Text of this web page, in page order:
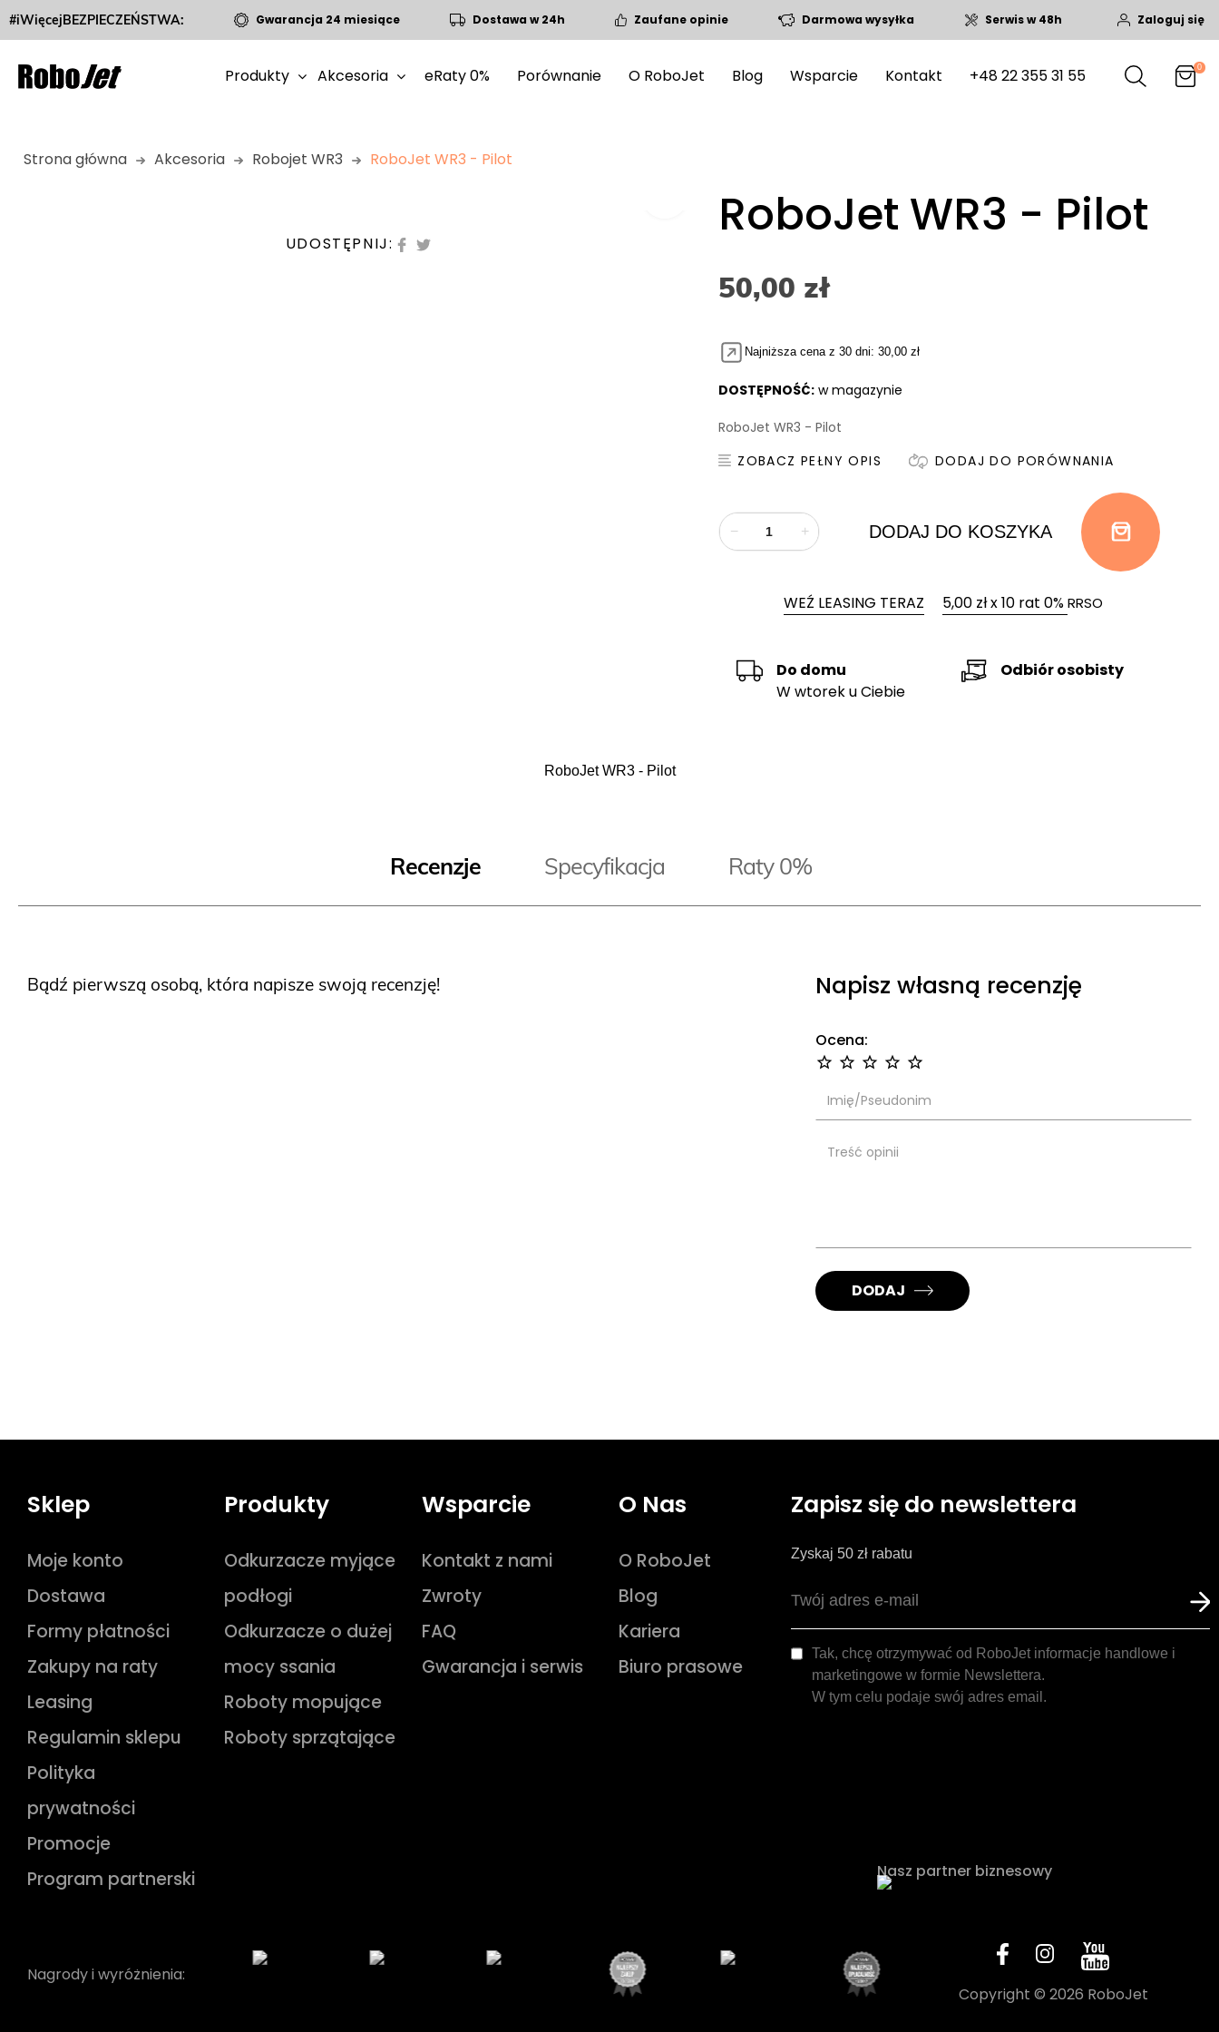
#iWięcejBEZPIECZEŃSTWA: Gwarancja 24 miesiące Dostawa w 24h Zaufane opinie Darmowa wysyłka Serwis w 48h Zaloguj się
Produkty Akcesoria eRaty 0% Porównanie O RoboJet Blog Wsparcie Kontakt +48 22 355 31 55 0
Strona główna Akcesoria Robojet WR3 RoboJet WR3 - Pilot
UDOSTĘPNIJ: RoboJet WR3 - Pilot
50,00 zł
Najniższa cena z 30 dni: 30,00 zł
DOSTĘPNOŚĆ: w magazynie
RoboJet WR3 - Pilot
ZOBACZ PEŁNY OPIS
DODAJ DO PORÓWNANIA
− + DODAJ DO KOSZYKA
WEŹ LEASING TERAZ 5,00 zł x 10 rat 0%RRSO
Do domu
W wtorek u Ciebie
Odbiór osobisty
RoboJet WR3 - Pilot
Recenzje Specyfikacja Raty 0%
Bądź pierwszą osobą, która napisze swoją recenzję! Napisz własną recenzję
Ocena:
DODAJ
Sklep
Moje konto
Dostawa
Formy płatności
Zakupy na raty
Leasing
Regulamin sklepu
Polityka
prywatności
Promocje
Program partnerski
Produkty
Odkurzacze myjące
podłogi
Odkurzacze o dużej
mocy ssania
Roboty mopujące
Roboty sprzątające
Wsparcie
Kontakt z nami
Zwroty
FAQ
Gwarancja i serwis
O Nas
O RoboJet
Blog
Kariera
Biuro prasowe
Zapisz się do newslettera
Zyskaj 50 zł rabatu
Tak, chcę otrzymywać od RoboJet informacje handlowe i
marketingowe w formie Newslettera.
W tym celu podaje swój adres email.
Nasz partner biznesowy
Nagrody i wyróżnienia:
Copyright © 2026 RoboJet